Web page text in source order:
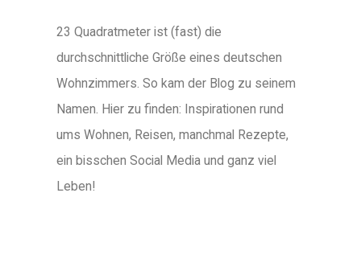
23 Quadratmeter ist (fast) die
durchschnittliche Größe eines deutschen
Wohnzimmers. So kam der Blog zu seinem
Namen. Hier zu finden: Inspirationen rund
ums Wohnen, Reisen, manchmal Rezepte,
ein bisschen Social Media und ganz viel
Leben!